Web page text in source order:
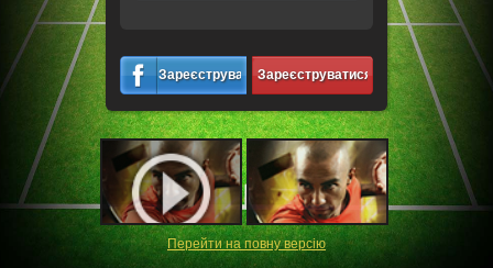
ЗареєструватисяЗареєструватися
Перейти на повну версiю